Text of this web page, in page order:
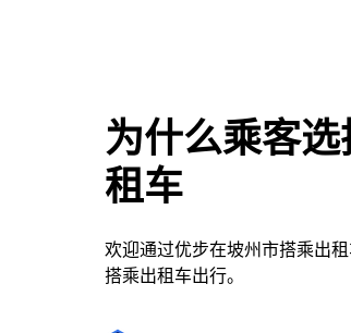
日
历
并
择
日
为什么乘客
租车
欢迎通过优步在坡州市搭乘出
搭乘出租车出行。